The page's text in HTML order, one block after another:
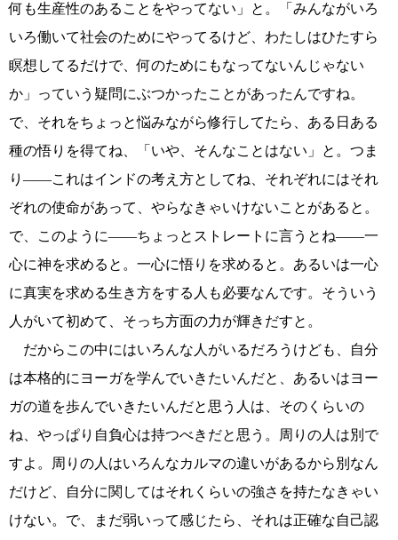
何も生産性のあることをやってない」と。「みんながいろ
いろ働いて社会のためにやってるけど、わたしはひたすら
瞑想してるだけで、何のためにもなってないんじゃない
か」っていう疑問にぶつかったことがあったんですね。
で、それをちょっと悩みながら修行してたら、ある日ある
種の悟りを得てね、「いや、そんなことはない」と。つま
り――これはインドの考え方としてね、それぞれにはそれ
ぞれの使命があって、やらなきゃいけないことがあると。
で、このように――ちょっとストレートに言うとね――一
心に神を求めると。一心に悟りを求めると。あるいは一心
に真実を求める生き方をする人も必要なんです。そういう
人がいて初めて、そっち方面の力が輝きだすと。
だからこの中にはいろんな人がいるだろうけども、自分
は本格的にヨーガを学んでいきたいんだと、あるいはヨー
ガの道を歩んでいきたいんだと思う人は、そのくらいの
ね、やっぱり自負心は持つべきだと思う。周りの人は別で
すよ。周りの人はいろんなカルマの違いがあるから別なん
だけど、自分に関してはそれくらいの強さを持たなきゃい
けない。で、まだ弱いって感じたら、それは正確な自己認